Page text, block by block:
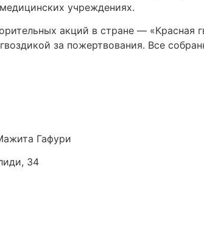
учреждениях.
акций в стране — «Красная
за пожертвования. Все
Гафури
34